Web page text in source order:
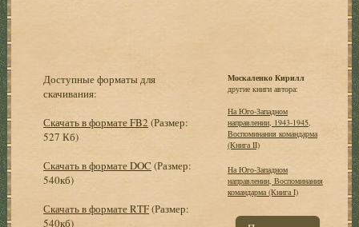
Доступные форматы для
скачивания:
Скачать в формате FB2 (Размер:
527 Кб)
Скачать в формате DOC (Размер:
540кб)
Скачать в формате RTF(Размер:
540кб)
Москаленко Кирилл
другие книги автора:
На Юго-Западном
направлении, 1943-1945,
Воспоминания командарма
(Книга II)
На Юго-Западном
направлении, Воспоминания
командарма (Книга I)